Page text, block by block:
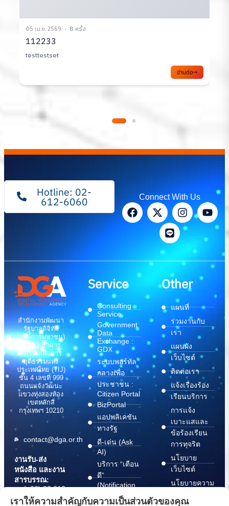
02 เม.ย. 2569 10 ครั้ง
เอกสารประกอบการประชุมคณะทำงาน TC1 ครั้งที่
2/2569
อ่านต่อ
Hotline: 02-
612-6060 Connect With Us
สำนักงานพัฒนา
รัฐบาลดิจิทัล
(องค์การมหาชน)
(สพร.) อาคาร
สถาบันเพื่อการ
ยุติธรรมแห่ง
ประเทศไทย (TIJ)
ชั้น 4 เลขที่ 999
ถนนแจ้งวัฒนะ
แขวงทุ่งสองห้อง
เขตหลักสี่
กรุงเทพฯ 10210
contact@dga.or.th
งานรับ-ส่ง
หนังสือ และงาน
สารบรรณ:
(+66) 02 612
6000
Service
Consulting
Service
Government
Data
Exchange :
GDX
ระบบพอร์ทัล
กลางเพื่อ
ประชาชน :
Citizen Portal
BizPortal
แอปพลิเคชัน
ทางรัฐ
ดี-เด่น (Ask
AI)
บริการ “เตือน
ดี”
(Notification
Other
แผนที่
ร่วมงานกับ
เรา
แผนผัง
เว็บไซต์
ติดต่อเรา
แจ้งเรื่องร้อง
เรียนบริการ
การแจ้ง
เบาะแสและ
ข้อร้องเรียน
การทุจริต
นโยบาย
เว็บไซต์
นโยบายความ
เราให้ความสำคัญกับความเป็นส่วนตัวของคุณ